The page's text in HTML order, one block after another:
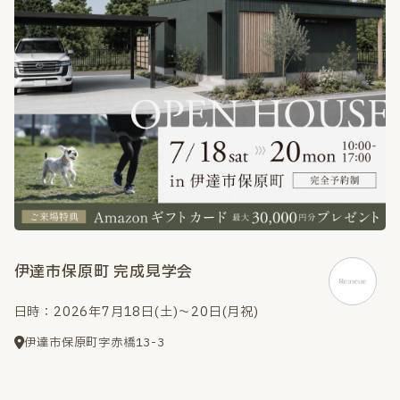
伊達市保原町 完成見学会
日時：2026年7月18日(土)～20日(月祝)
伊達市保原町字赤橋13-3